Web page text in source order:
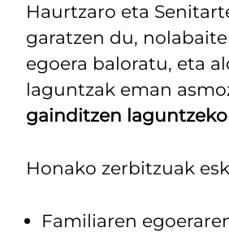
Haurtzaro eta
garatzen du,
egoera baloratu, eta
laguntzak eman
gainditzen
Honako zerbitzuak
Familiaren